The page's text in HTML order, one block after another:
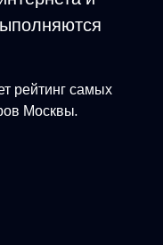
рейтинг самых
Москвы.